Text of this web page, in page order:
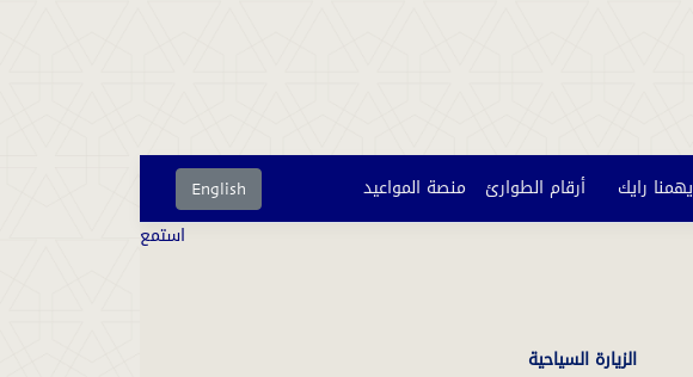
يهمنا رايك أرقام الطوارئ منصة المواعيد
English
استمع
الزيارة السياحية